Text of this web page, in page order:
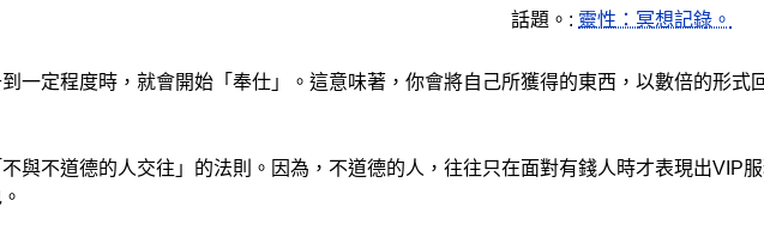
話題。: 靈性：冥想記錄。
一定程度時，就會開始「奉仕」。這意味著，你會將自己所獲得的東西，以數倍的形式
與不道德的人交往」的法則。因為，不道德的人，往往只在面對有錢人時才表現出VIP服